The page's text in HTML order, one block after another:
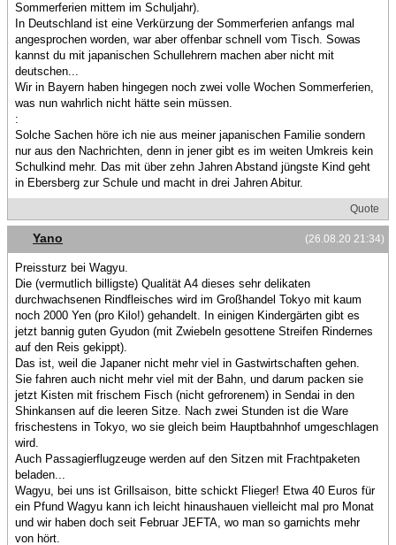
Sommerferien mittem im Schuljahr).
In Deutschland ist eine Verkürzung der Sommerferien anfangs mal
angesprochen worden, war aber offenbar schnell vom Tisch. Sowas
kannst du mit japanischen Schullehrern machen aber nicht mit
deutschen...
Wir in Bayern haben hingegen noch zwei volle Wochen Sommerferien,
was nun wahrlich nicht hätte sein müssen.
:
Solche Sachen höre ich nie aus meiner japanischen Familie sondern
nur aus den Nachrichten, denn in jener gibt es im weiten Umkreis kein
Schulkind mehr. Das mit über zehn Jahren Abstand jüngste Kind geht
in Ebersberg zur Schule und macht in drei Jahren Abitur.
Quote
(26.08.20 21:34)
Yano
Preissturz bei Wagyu.
Die (vermutlich billigste) Qualität A4 dieses sehr delikaten
durchwachsenen Rindfleisches wird im Großhandel Tokyo mit kaum
noch 2000 Yen (pro Kilo!) gehandelt. In einigen Kindergärten gibt es
jetzt bannig guten Gyudon (mit Zwiebeln gesottene Streifen Rindernes
auf den Reis gekippt).
Das ist, weil die Japaner nicht mehr viel in Gastwirtschaften gehen.
Sie fahren auch nicht mehr viel mit der Bahn, und darum packen sie
jetzt Kisten mit frischem Fisch (nicht gefrorenem) in Sendai in den
Shinkansen auf die leeren Sitze. Nach zwei Stunden ist die Ware
frischestens in Tokyo, wo sie gleich beim Hauptbahnhof umgeschlagen
wird.
Auch Passagierflugzeuge werden auf den Sitzen mit Frachtpaketen
beladen...
Wagyu, bei uns ist Grillsaison, bitte schickt Flieger! Etwa 40 Euros für
ein Pfund Wagyu kann ich leicht hinaushauen vielleicht mal pro Monat
und wir haben doch seit Februar JEFTA, wo man so garnichts mehr
von hört.